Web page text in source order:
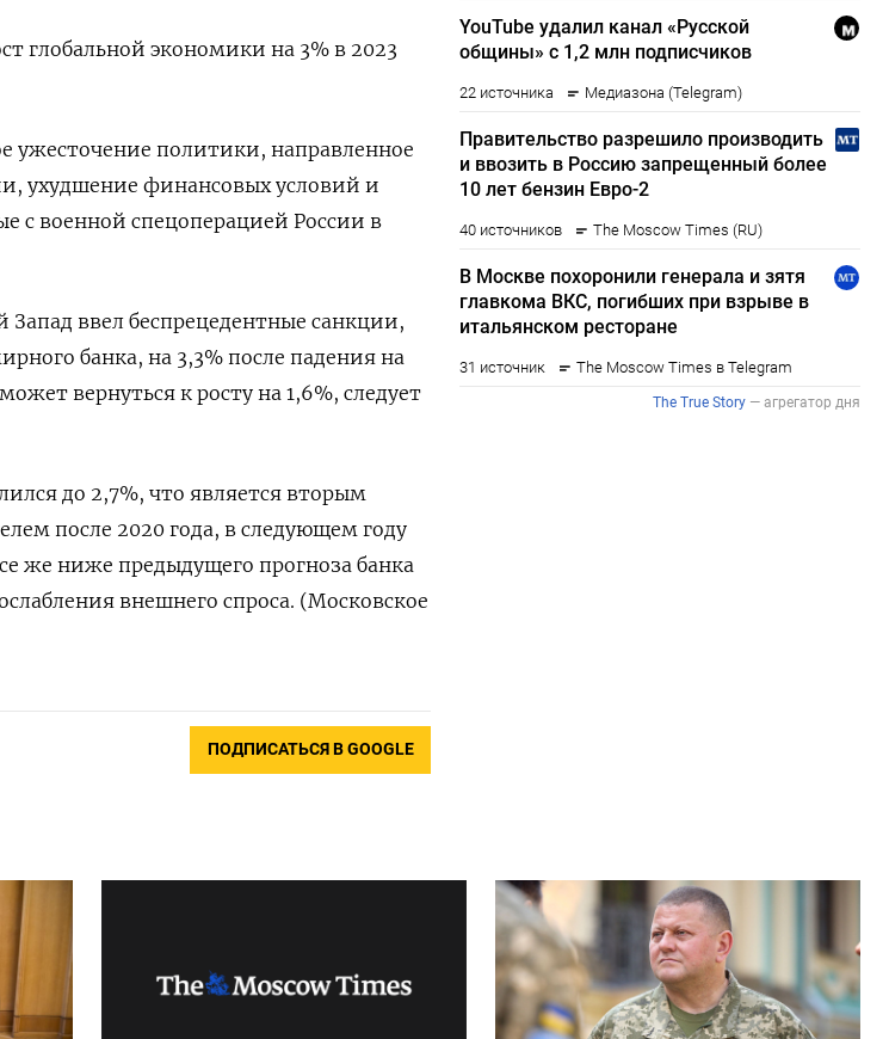
глобальной экономики на 3% в 2023
ужесточение политики, направленное
ухудшение финансовых условий и
с военной спецоперацией России в
ввел беспрецедентные санкции,
банка, на 3,3% после падения на
вернуться к росту на 1,6%, следует
до 2,7%, что является вторым
после 2020 года, в следующем году
же ниже предыдущего прогноза банка
внешнего спроса. (Московское
ПОДПИСАТЬСЯ В GOOGLE